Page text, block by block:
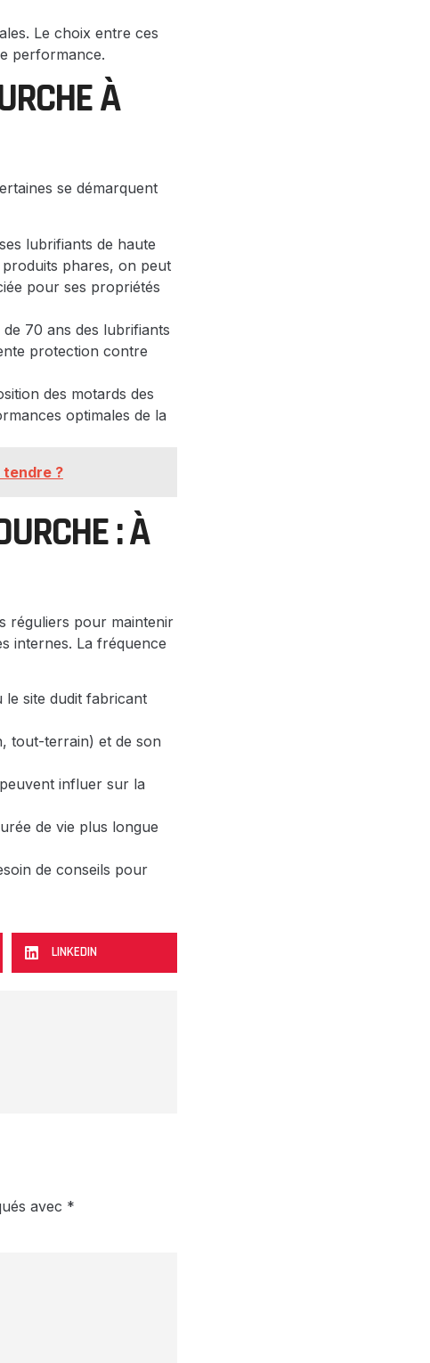
Le choix entre ces
performance.
À
se démarquent
lubrifiants de haute
phares, on peut
pour ses propriétés
70 ans des lubrifiants
protection contre
des motards des
optimales de la
tendre ?
: À
réguliers pour maintenir
internes. La fréquence
site dudit fabricant
tout-terrain) et de son
influer sur la
de vie plus longue
de conseils pour
LINKEDIN
avec *